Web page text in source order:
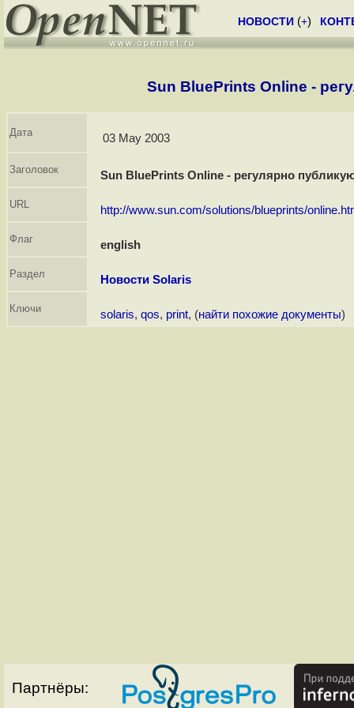
НОВОСТИ (+)
Sun BluePrints Online -
Дата 03 May 2003
Заголовок Sun BluePrints Online - регулярно
URL http://www.sun.com/solutions/blueprints/
Флаг english
Раздел Новости Solaris
Ключи solaris, qos, print, (найти похожие документы)
Партнёры: